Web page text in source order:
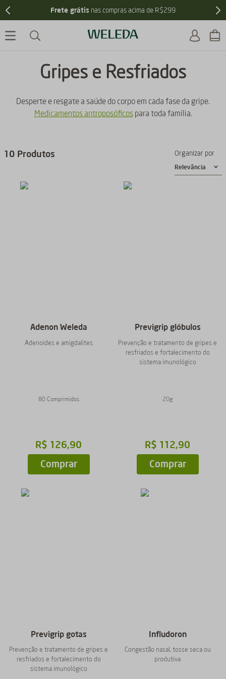
Frete grátis nas compras acima de R$299
Gripes e Resfriados
Desperte e resgate a saúde do corpo em cada fase da gripe.
Medicamentos antroposóficospara toda família.
10 Produtos Organizar por
Relevância
Adenon Weleda
Adenoides e amigdalites
80 Comprimidos
R$ 126,90
Comprar
Previgrip glóbulos
Prevenção e tratamento de gripes e
resfriados e fortalecimento do
sistema imunológico
20g
R$ 112,90
Comprar
Previgrip gotas
Prevenção e tratamento de gripes e
resfriados e fortalecimento do
sistema imunológico
Infludoron
Congestão nasal, tosse seca ou
produtiva